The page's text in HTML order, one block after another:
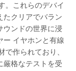
。これらのデバイ
たクリアでバラン
ウンドの世界に浸
ー イヤホンと有線
作られており、
厳格なテストを受